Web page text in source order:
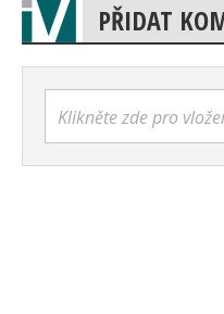
PŘIDAT
Klikněte zde pro